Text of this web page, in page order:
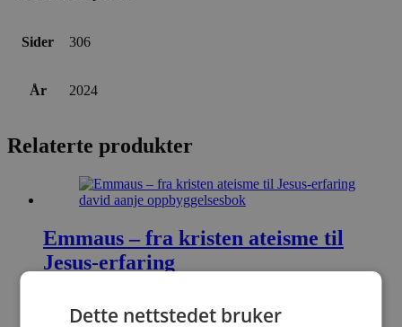
Sider 306
År 2024
Relaterte produkter
Emmaus – fra kristen ateisme til
Jesus-erfaring
Dette nettstedet bruker